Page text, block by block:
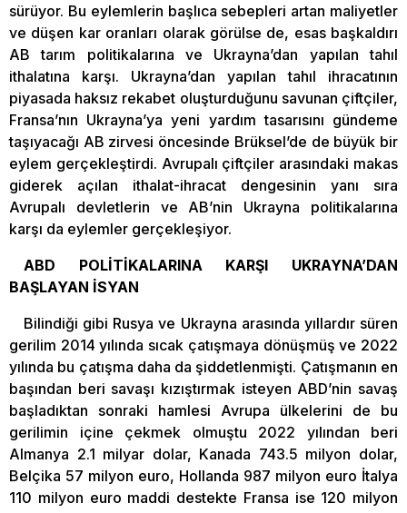
sürüyor. Bu eylemlerin başlıca sebepleri artan maliyetler
ve düşen kar oranları olarak görülse de, esas başkaldırı
AB tarım politikalarına ve Ukrayna’dan yapılan tahıl
ithalatına karşı. Ukrayna’dan yapılan tahıl ihracatının
piyasada haksız rekabet oluşturduğunu savunan çiftçiler,
Fransa’nın Ukrayna’ya yeni yardım tasarısını gündeme
taşıyacağı AB zirvesi öncesinde Brüksel’de de büyük bir
eylem gerçekleştirdi. Avrupalı çiftçiler arasındaki makas
giderek açılan ithalat-ihracat dengesinin yanı sıra
Avrupalı devletlerin ve AB’nin Ukrayna politikalarına
karşı da eylemler gerçekleşiyor.
ABD POLİTİKALARINA KARŞI UKRAYNA’DAN
BAŞLAYAN İSYAN
Bilindiği gibi Rusya ve Ukrayna arasında yıllardır süren
gerilim 2014 yılında sıcak çatışmaya dönüşmüş ve 2022
yılında bu çatışma daha da şiddetlenmişti. Çatışmanın en
başından beri savaşı kızıştırmak isteyen ABD’nin savaş
başladıktan sonraki hamlesi Avrupa ülkelerini de bu
gerilimin içine çekmek olmuştu 2022 yılından beri
Almanya 2.1 milyar dolar, Kanada 743.5 milyon dolar,
Belçika 57 milyon euro, Hollanda 987 milyon euro İtalya
110 milyon euro maddi destekte Fransa ise 120 milyon